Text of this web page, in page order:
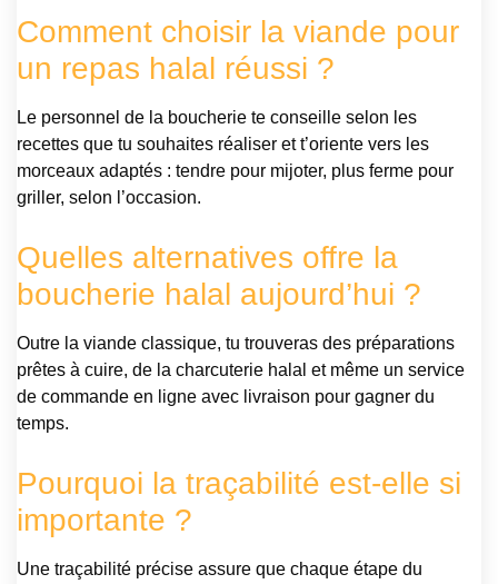
Comment choisir la viande pour
un repas halal réussi ?
Le personnel de la boucherie te conseille selon les
recettes que tu souhaites réaliser et t’oriente vers les
morceaux adaptés : tendre pour mijoter, plus ferme pour
griller, selon l’occasion.
Quelles alternatives offre la
boucherie halal aujourd’hui ?
Outre la viande classique, tu trouveras des préparations
prêtes à cuire, de la charcuterie halal et même un service
de commande en ligne avec livraison pour gagner du
temps.
Pourquoi la traçabilité est-elle si
importante ?
Une traçabilité précise assure que chaque étape du